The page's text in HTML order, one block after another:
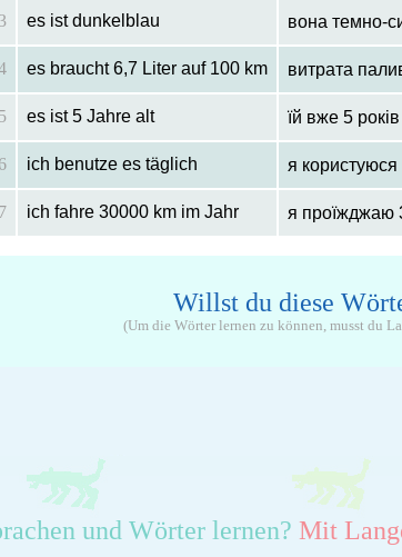
3 es ist dunkelblau вона темно-
es braucht 6,7 Liter auf 100 km витрата
5 es ist 5 Jahre alt їй вже 5 років
6 ich benutze es täglich я
7 ich fahre 30000 km im Jahr я проїжджаю
Willst du diese
(Um die Wörter lernen zu können, musst du
und Wörter lernen? Mit